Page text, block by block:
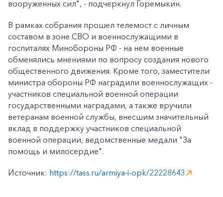
+7-800-700-24-57
Частным клиентам
Корпоративным клиентам
вооруженных сил", - подчеркнул Горемыкин.
В рамках собрания прошел телемост с личным
составом в зоне СВО и военнослужащими в
госпиталях Минобороны РФ - на нем военные
обменялись мнениями по вопросу создания нового
общественного движения. Кроме того, заместители
министра обороны РФ наградили военнослужащих -
участников специальной военной операции
государственными наградами, а также вручили
ветеранам военной службы, внесшим значительный
вклад в поддержку участников специальной
военной операции, ведомственные медали "За
помощь и милосердие".
Источник: https://tass.ru/armiya-i-opk/22228643